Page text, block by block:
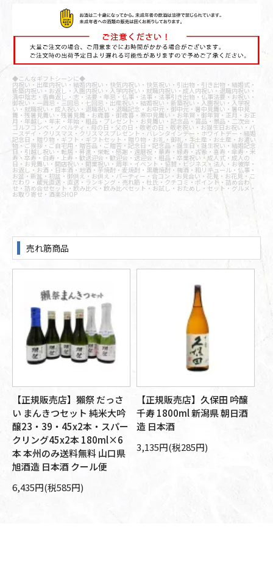
◆こんなギフトシーンに◆
内祝い・出産内祝い・結婚内祝い・快気内祝い・快気祝い・引出物・引き出物・結婚式・
新築内祝い・お返し・入園内祝い・入学内祝い・就職内祝い・成人内祝い・退職内祝い・
満中陰志・香典返し・志・法要・年忌・仏事・法事・法事引き出物・仏事法要・お祝い・
御祝い・一周忌・三回忌・七回忌・出産祝い・結婚祝い・新築祝い・入園祝い・入学祝
い・就職祝い・成人祝い・退職祝い・退職記念・お中元・御中元・暑中見舞い・暑中見
舞・残暑見舞い・残暑見舞・お歳暮・御歳暮・寒中見舞い・お年賀・御年賀・正月・お正
月・年越し・年末・年始・粗品・プレゼント・お見舞い・記念品・賞品・景品・二次会・
ゴルフコンペ・ノベルティ・母の日・父の日・敬老の日・敬老祝い・お誕生日お祝い・バ
ースデイ・クリスマス・クリスマスプレゼント・バレンタインデー・ホワイトデー・結婚
記念日・贈り物・ギフト・ギフトセット・贈り物・お礼・御礼・手土産・お土産・お遣い
物・ご挨拶・ご自宅用・贈答品・ご贈答・記念日・記念品・誕生日・誕生祝い・結婚記念
日・引越し祝い・転居・昇進・栄転・感謝・還暦祝・華寿・緑寿・古希・喜寿・傘寿・米
寿・卒寿・白寿・上寿・歓送迎会・歓迎会・送迎会・粗品・卒業祝い・成人式・成人の
日・お見舞い・開店祝い・開業祝い・周年・イベント・協賛・ビジネス・法人・お彼岸・
お返し・お酒・日本酒・地酒・芋焼酎・麦焼酎・黒糖焼酎・梅酒・和リキュール・仏事・
お盆・新盆・初盆・御供え・お供え・パーティー・合コン・お見合い・花見・お花見・こ
だわり・蔵元直送・直送・ランキング・売れ筋・杜氏・クチコミ・ポイント・詰め合わ
せ・詰め合せセット・飲み比べ・飲み比べセット・お試し・おためし・セット・グルメ・
お取り寄せ・酒楽SHOP
売れ筋商品
【正規販売店】獺祭 だっさ
い まんきつセット 純米大吟
醸23・39・45x2本・スパー
クリング45x2本 180ml×6
本 本州のみ送料無料 山口県
旭酒造 日本酒 クール便
6,435円(税585円)
【正規販売店】久保田 吟醸
千寿 1800ml 新潟県 朝日酒
造 日本酒
3,135円(税285円)